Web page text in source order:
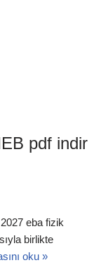
pdf indir
eba fizik
birlikte
oku »